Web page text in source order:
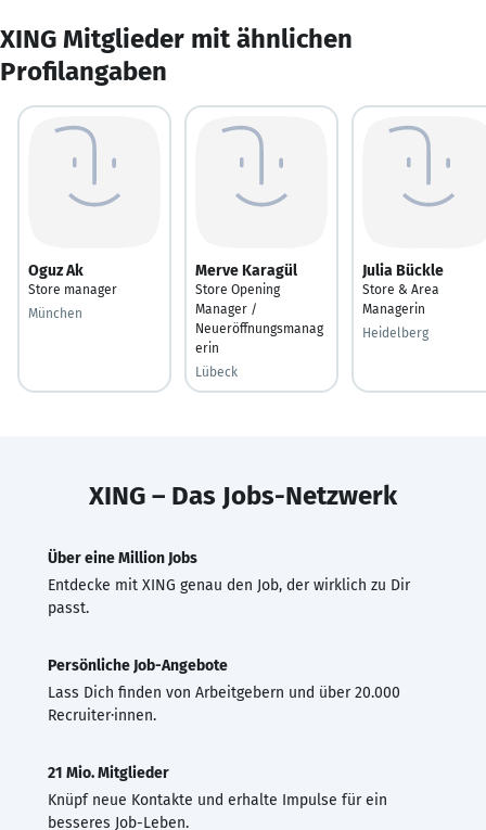
XING Mitglieder mit ähnlichen
Profilangaben
Oguz Ak
Store manager
München
Merve Karagül
Store Opening
Manager /
Neueröffnungsmanag
erin
Lübeck
Julia Bückle
Store & Area
Managerin
Heidelberg
XING – Das Jobs-Netzwerk
Über eine Million Jobs
Entdecke mit XING genau den Job, der wirklich zu Dir
passt.
Persönliche Job-Angebote
Lass Dich finden von Arbeitgebern und über 20.000
Recruiter·innen.
21 Mio. Mitglieder
Knüpf neue Kontakte und erhalte Impulse für ein
besseres Job-Leben.